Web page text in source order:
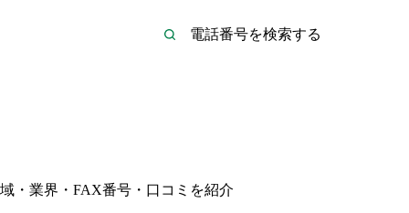
・業界・FAX番号・口コミを紹介